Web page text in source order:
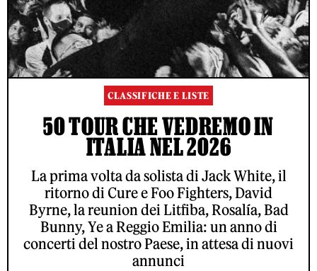
CLASSIFICHE E LISTE
50 TOUR CHE VEDREMO IN
ITALIA NEL 2026
La prima volta da solista di Jack White, il
ritorno di Cure e Foo Fighters, David
Byrne, la reunion dei Litfiba, Rosalía, Bad
Bunny, Ye a Reggio Emilia: un anno di
concerti del nostro Paese, in attesa di nuovi
annunci